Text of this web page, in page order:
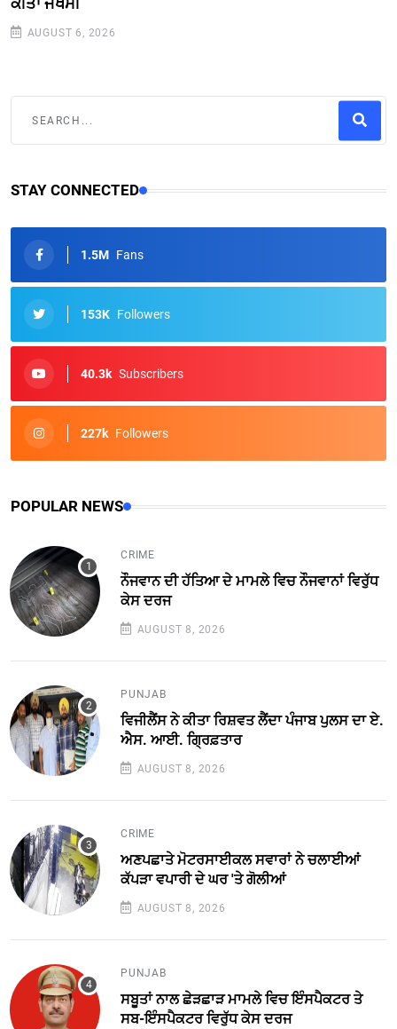
AUGUST 6, 2026
STAY CONNECTED
1.5M Fans
153K Followers
40.3k Subscribers
227k Followers
POPULAR NEWS
CRIME
ਨੌਜਵਾਨ ਦੀ ਹੱਤਿਆ ਦੇ ਮਾਮਲੇ ਵਿਚ ਨੌਜਵਾਨਾਂ ਵਿਰੁੱਧ
ਕੇਸ ਦਰਜ
AUGUST 8, 2026
PUNJAB
ਵਿਜੀਲੈਂਸ ਨੇ ਕੀਤਾ ਰਿਸ਼ਵਤ ਲੈਂਦਾ ਪੰਜਾਬ ਪੁਲਸ ਦਾ ਏ.
ਐਸ. ਆਈ. ਗ੍ਰਿਫ਼ਤਾਰ
AUGUST 8, 2026
CRIME
ਅਣਪਛਾਤੇ ਮੋਟਰਸਾਈਕਲ ਸਵਾਰਾਂ ਨੇ ਚਲਾਈਆਂ
ਕੱਪੜਾ ਵਪਾਰੀ ਦੇ ਘਰ 'ਤੇ ਗੋਲੀਆਂ
AUGUST 8, 2026
PUNJAB
ਸਬੂਤਾਂ ਨਾਲ ਛੇੜਛਾੜ ਮਾਮਲੇ ਵਿਚ ਇੰਸਪੈਕਟਰ ਤੇ
ਸਬ-ਇੰਸਪੈਕਟਰ ਵਿਰੁੱਧ ਕੇਸ ਦਰਜ